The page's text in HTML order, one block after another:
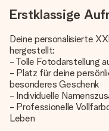
Erstklassige
Deine personalisierte
hergestellt:
- Tolle Fotodarstellung
- Platz für deine
besonderes Geschenk
- Individuelle
- Professionelle
Leben